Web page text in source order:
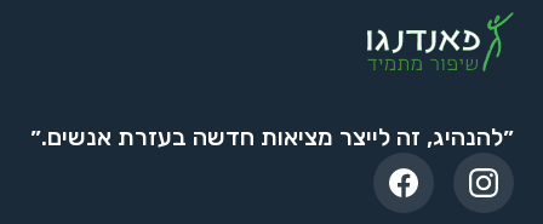
״להנהיג, זה לייצר מציאות חדשה בעזרת אנשים.״